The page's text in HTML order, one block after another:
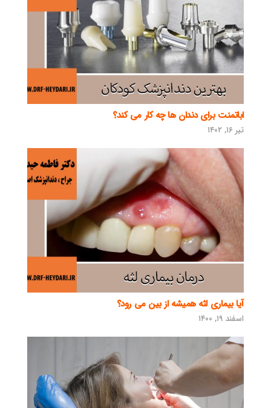
اباتمنت برای دندان ها چه کار می کند؟
تیر ۱۶, ۱۴۰۲
آیا بیماری لثه همیشه از بین می رود؟
اسفند ۱۹, ۱۴۰۰